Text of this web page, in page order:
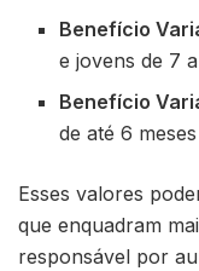
Benefício
e jovens de 7
Benefício
de até 6 meses
Esses valores
que enquadram
responsável por